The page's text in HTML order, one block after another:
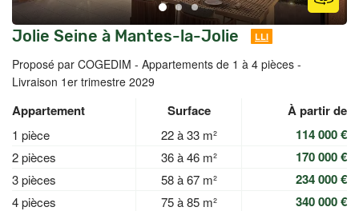
Jolie Seine à Mantes-la-Jolie LLI
Proposé par COGEDIM - Appartements de 1 à 4 pièces -
Livraison 1er trimestre 2029
Appartement Surface À partir de
1 pièce 22 à 33 m² 114 000 €
2 pièces 36 à 46 m² 170 000 €
3 pièces 58 à 67 m² 234 000 €
4 pièces 75 à 85 m²
340 000 €